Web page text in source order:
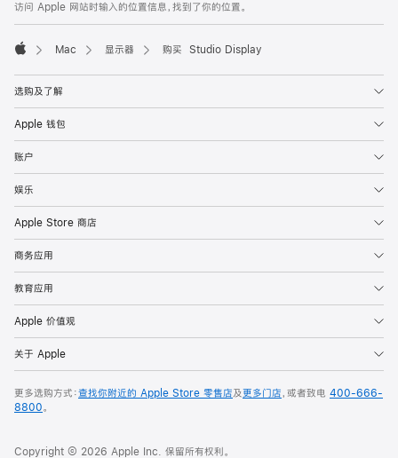
访问 Apple 网站时输入的位置信息，找到了你的位置。
Mac 显示器 购买 Studio Display
选购及了解
Apple 钱包
账户
娱乐
Apple Store 商店
商务应用
教育应用
Apple 价值观
关于 Apple
更多选购方式：查找你附近的 Apple Store 零售店及更多门店，或者致电 400-666-
8800。
Copyright © 2026 Apple Inc. 保留所有权利。